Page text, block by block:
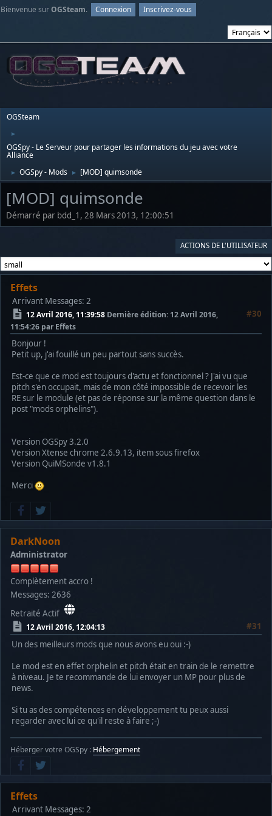
Bienvenue surOGSteam. Connexion Inscrivez-vous
OGSteam
►
OGSpy - Le Serveur pour partager les informations du jeu avec votre
Alliance
► OGSpy - Mods ► [MOD] quimsonde
[MOD] quimsonde
Démarré par bdd_1, 28 Mars 2013, 12:00:51
ACTIONS DE L'UTILISATEUR
Effets
Arrivant Messages: 2
12 Avril 2016, 11:39:58 #30
Dernière édition: 12 Avril 2016,
11:54:26 par Effets
Bonjour !
Petit up, j'ai fouillé un peu partout sans succès.
Est-ce que ce mod est toujours d'actu et fonctionnel ? J'ai vu que
pitch s'en occupait, mais de mon côté impossible de recevoir les
RE sur le module (et pas de réponse sur la même question dans le
post "mods orphelins").
Version OGSpy 3.2.0
Version Xtense chrome 2.6.9.13, item sous firefox
Version QuiMSonde v1.8.1
Merci
DarkNoon
Administrator
Complètement accro !
Messages: 2636
Retraité Actif
12 Avril 2016, 12:04:13
#31
Un des meilleurs mods que nous avons eu oui :-)
Le mod est en effet orphelin et pitch était en train de le remettre
à niveau. Je te recommande de lui envoyer un MP pour plus de
news.
Si tu as des compétences en développement tu peux aussi
regarder avec lui ce qu'il reste à faire ;-)
Héberger votre OGSpy : Hébergement
Effets
Arrivant Messages: 2